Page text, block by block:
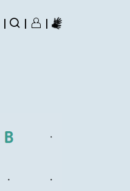
| Suche
| Login/Register
|